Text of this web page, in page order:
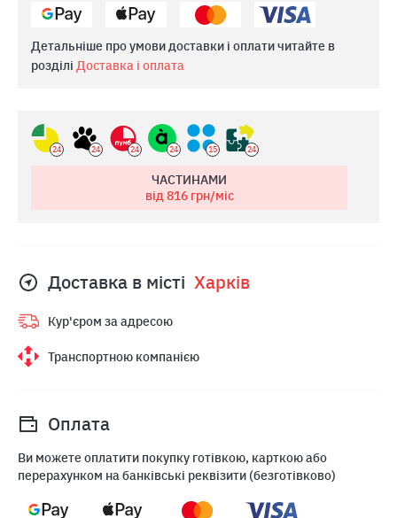
Детальніше про умови доставки і оплати читайте в
розділі Доставка і оплата
24 24 24 24 15 24
ЧАСТИНАМИ
від 816грн/міс
Доставка в місті Харкiв
Кур'єром за адресою
Транспортною компанією
Оплата
Ви можете оплатити покупку готівкою, карткою або
перерахунком на банківські реквізити (безготівково)